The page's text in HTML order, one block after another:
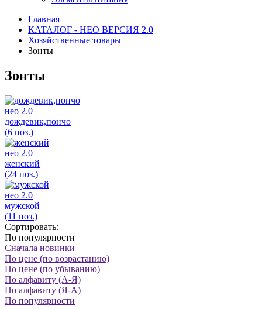
Главная
КАТАЛОГ - НЕО ВЕРСИЯ 2.0
Хозяйственные товары
Зонты
Зонты
нео 2.0
дождевик,пончо
(6 поз.)
нео 2.0
женский
(24 поз.)
нео 2.0
мужской
(11 поз.)
Сортировать:
По популярности
Сначала новинки
По цене (по возрастанию)
По цене (по убыванию)
По алфавиту (А-Я)
По алфавиту (Я-А)
По популярности